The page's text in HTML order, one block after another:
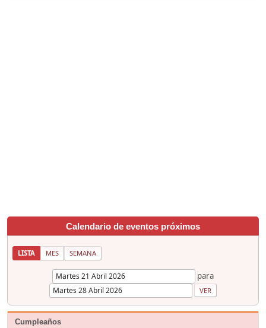
Calendario de eventos próximos
LISTA MES SEMANA
para
Cumpleaños